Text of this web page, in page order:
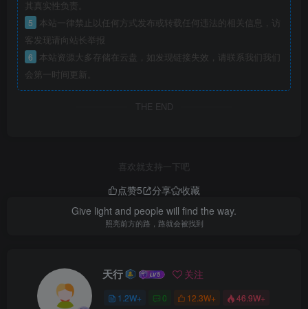
其真实性负责。
5
本站一律禁止以任何方式发布或转载任何违法的相关信息，访
客发现请向站长举报
6
本站资源大多存储在云盘，如发现链接失效，请联系我们我们
会第一时间更新。
THE END
喜欢就支持一下吧
点赞5 分享
收藏
Give light and people will find the way.
照亮前方的路，路就会被找到
天行 关注
1.2W+ 0 12.3W+ 46.9W+